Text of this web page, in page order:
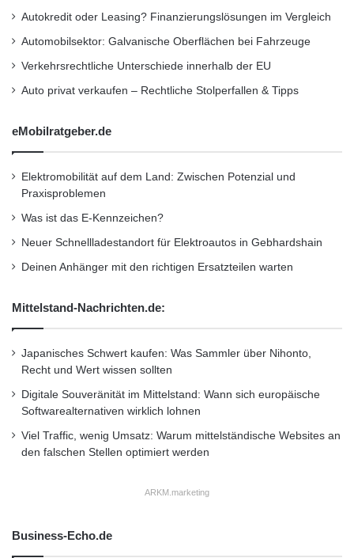
Autokredit oder Leasing? Finanzierungslösungen im Vergleich
Automobilsektor: Galvanische Oberflächen bei Fahrzeuge
Verkehrsrechtliche Unterschiede innerhalb der EU
Auto privat verkaufen – Rechtliche Stolperfallen & Tipps
eMobilratgeber.de
Elektromobilität auf dem Land: Zwischen Potenzial und
Praxisproblemen
Was ist das E-Kennzeichen?
Neuer Schnellladestandort für Elektroautos in Gebhardshain
Deinen Anhänger mit den richtigen Ersatzteilen warten
Mittelstand-Nachrichten.de:
Japanisches Schwert kaufen: Was Sammler über Nihonto,
Recht und Wert wissen sollten
Digitale Souveränität im Mittelstand: Wann sich europäische
Softwarealternativen wirklich lohnen
Viel Traffic, wenig Umsatz: Warum mittelständische Websites an
den falschen Stellen optimiert werden
ARKM.marketing
Business-Echo.de